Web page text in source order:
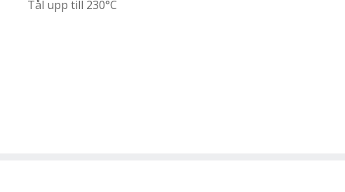
Tål upp till 230°C